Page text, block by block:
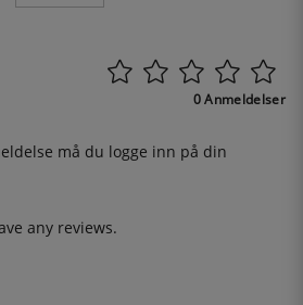
0 Anmeldelser
må du logge inn på din
any reviews.